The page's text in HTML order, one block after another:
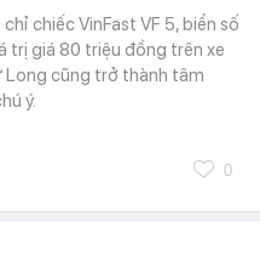
chiếc VinFast VF 5, biển số
trị giá 80 triệu đồng trên xe
Long cũng trở thành tâm
ý.
0